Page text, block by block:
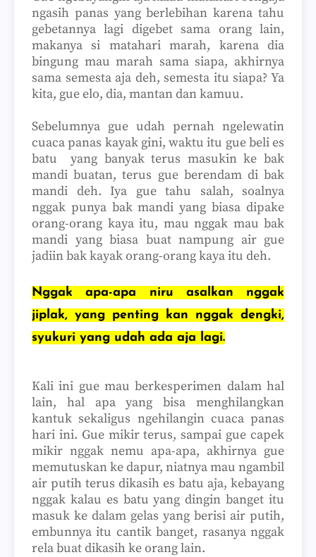
ngasih panas yang berlebihan karena tahu
gebetannya lagi digebet sama orang lain,
makanya si matahari marah, karena dia
bingung mau marah sama siapa, akhirnya
sama semesta aja deh, semesta itu siapa? Ya
kita, gue elo, dia, mantan dan kamuu.
Sebelumnya gue udah pernah ngelewatin
cuaca panas kayak gini, waktu itu gue beli es
batu
yang banyak terus masukin ke bak
mandi buatan, terus gue berendam di bak
mandi deh. Iya gue tahu salah, soalnya
nggak punya bak mandi yang biasa dipake
orang-orang kaya itu, mau nggak mau bak
mandi yang biasa buat nampung air gue
jadiin bak kayak orang-orang kaya itu deh.
Nggak apa-apa niru asalkan nggak
jiplak, yang penting kan nggak dengki,
syukuri yang udah ada aja lagi.
Kali ini gue mau berkesperimen dalam hal
lain, hal apa yang bisa menghilangkan
kantuk sekaligus ngehilangin cuaca panas
hari ini. Gue mikir terus, sampai gue capek
mikir nggak nemu apa-apa, akhirnya gue
memutuskan ke dapur, niatnya mau ngambil
air putih terus dikasih es batu aja, kebayang
nggak kalau es batu yang dingin banget itu
masuk ke dalam gelas yang berisi air putih,
embunnya itu cantik banget, rasanya nggak
rela buat dikasih ke orang lain.